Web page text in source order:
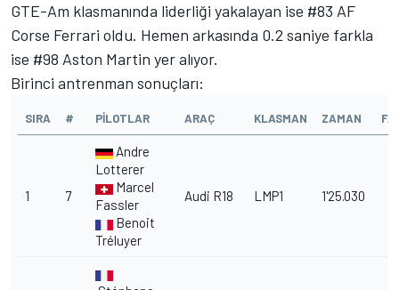
GTE-Am klasmanında liderliği yakalayan ise #83 AF
Corse Ferrari oldu. Hemen arkasında 0.2 saniye farkla
ise #98 Aston Martin yer alıyor.
Birinci antrenman sonuçları:
SIRA # PILOTLAR ARAÇ KLASMAN ZAMAN
1 7
Andre
Lotterer
Marcel
Fassler
Benoit
Tréluyer
Audi R18 LMP1 1'25.030